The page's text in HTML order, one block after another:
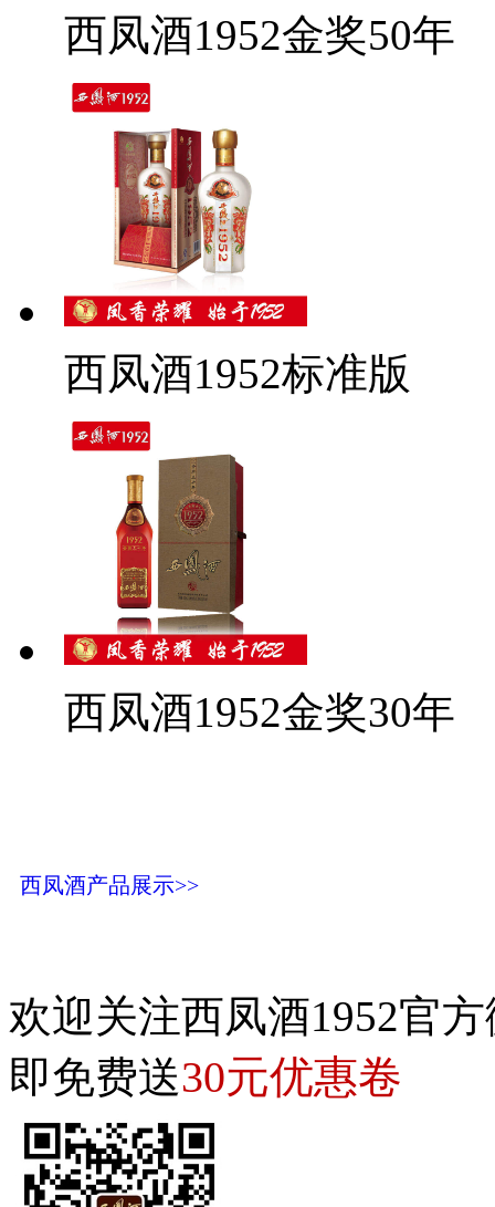
西凤酒1952金奖50年
西凤酒1952标准版
西凤酒1952金奖30年
西凤酒产品展示>>
欢迎关注西凤酒1952官
即免费送30元优惠卷